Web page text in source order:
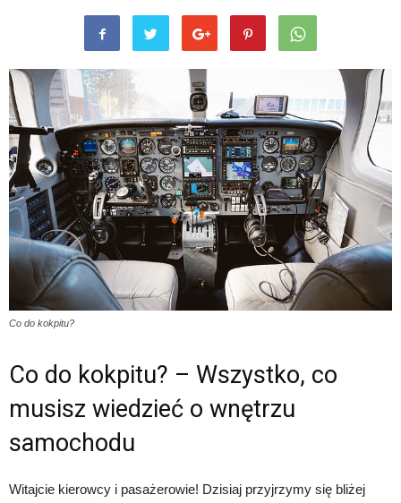
Co do kokpitu?
Co do kokpitu? – Wszystko, co
musisz wiedzieć o wnętrzu
samochodu
Witajcie kierowcy i pasażerowie! Dzisiaj przyjrzymy się bliżej